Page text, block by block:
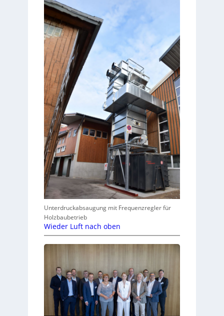
Unterdruckabsaugung mit Frequenzregler für
Holzbaubetrieb
Wieder Luft nach oben